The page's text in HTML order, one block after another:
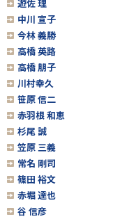
遊佐 理
中川 宣子
今林 義勝
高橋 英路
高橋 朋子
川村幸久
笹原 信二
赤羽根 和恵
杉尾 誠
笠原 三義
常名 剛司
篠田 裕文
赤堀 達也
谷 信彦